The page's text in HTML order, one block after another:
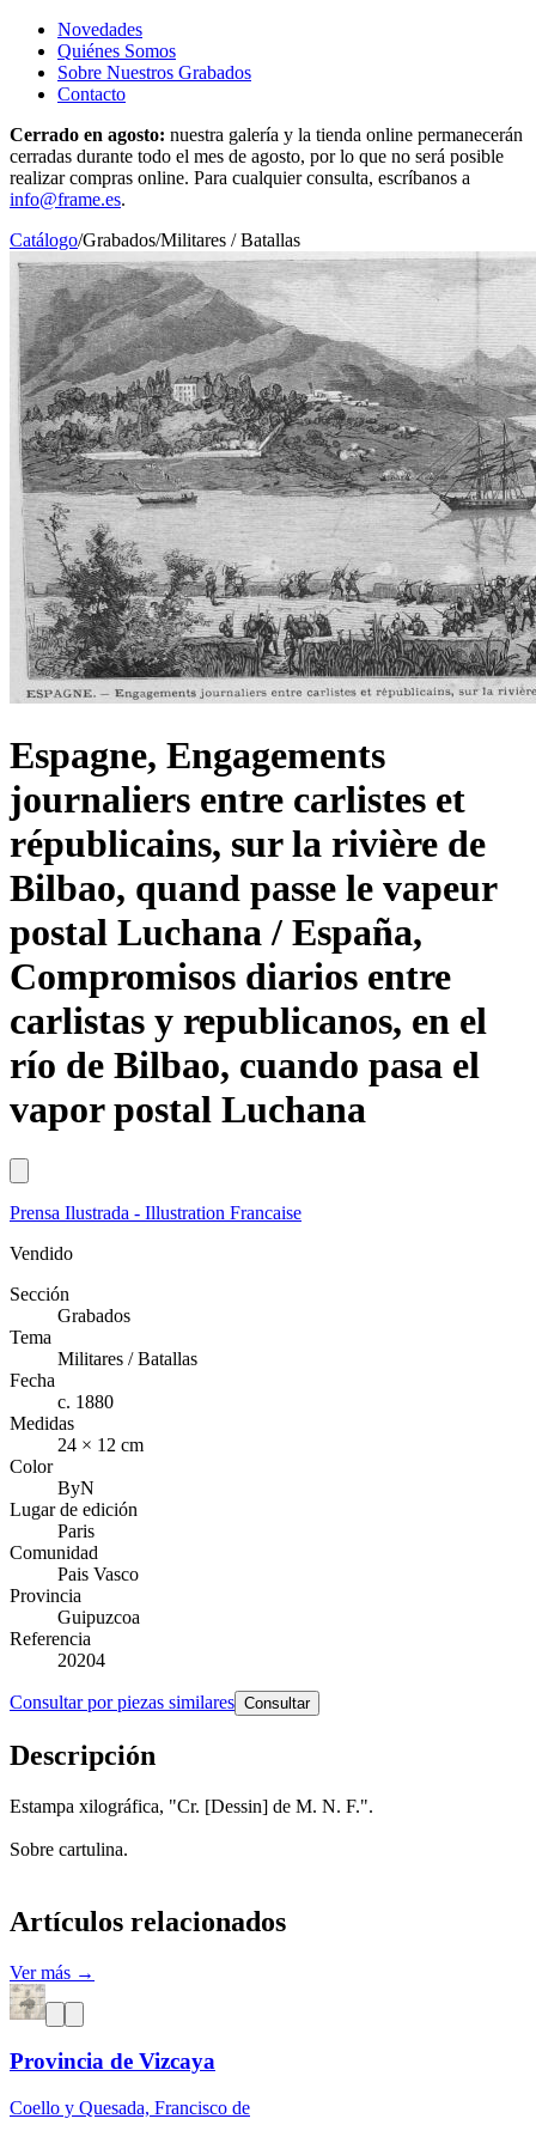
Novedades
Quiénes Somos
Sobre Nuestros Grabados
Contacto
Cerrado en agosto: nuestra galería y la tienda online permanecerán
cerradas durante todo el mes de agosto, por lo que no será posible
realizar compras online. Para cualquier consulta, escríbanos a
info@frame.es.
Catálogo/Grabados/Militares / Batallas
Espagne, Engagements
journaliers entre carlistes et
républicains, sur la rivière de
Bilbao, quand passe le vapeur
postal Luchana / España,
Compromisos diarios entre
carlistas y republicanos, en el
río de Bilbao, cuando pasa el
vapor postal Luchana
Prensa Ilustrada - Illustration Francaise
Vendido
Sección
Grabados
Tema
Militares / Batallas
Fecha
c. 1880
Medidas
24 × 12 cm
Color
ByN
Lugar de edición
Paris
Comunidad
Pais Vasco
Provincia
Guipuzcoa
Referencia
20204
Consultar por piezas similares Consultar
Descripción
Estampa xilográfica, "Cr. [Dessin] de M. N. F.".
Sobre cartulina.
Artículos relacionados
Ver más →
Provincia de Vizcaya
Coello y Quesada, Francisco de